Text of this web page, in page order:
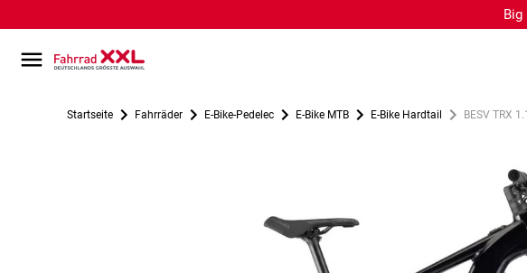
Big
Startseite Fahrräder E-Bike-Pedelec E-Bike MTB E-Bike Hardtail BESV TRX